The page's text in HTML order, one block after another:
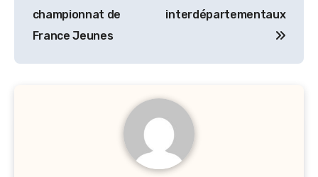
de
l’article
championnat de
France Jeunes
interdépartementaux